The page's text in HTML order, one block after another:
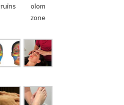
olom
zone